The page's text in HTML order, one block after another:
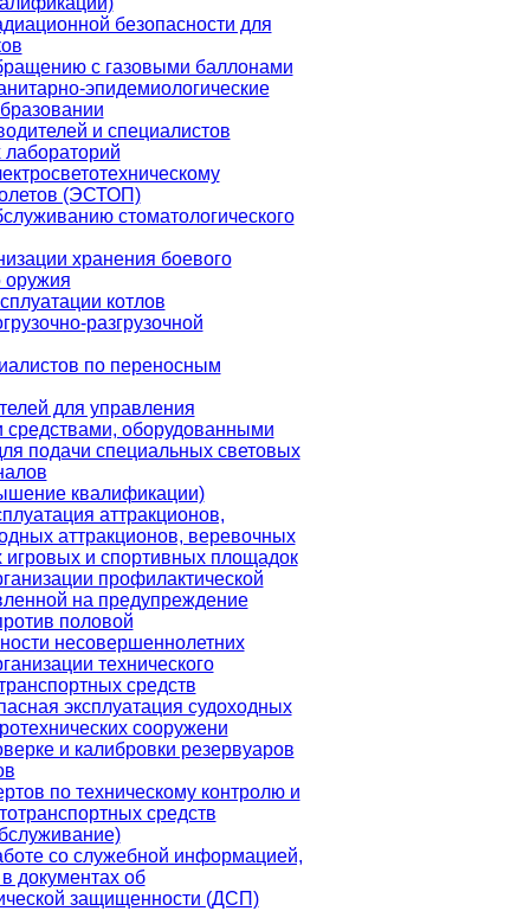
безопасности для
с газовыми баллонами
эпидемиологические
и специалистов
(ЭСТОП)
стоматологического
хранения боевого
оружия
котлов
разгрузочной
по переносным
для управления
средствами, оборудованными
подачи специальных световых
квалификации)
аттракционов,
аттракционов, веревочных
игровых и спортивных площадок
профилактической
на предупреждение
половой
несовершеннолетних
технического
средств
эксплуатация судоходных
сооружени
и калибровки резервуаров
по техническому контролю и
средств
со служебной информацией,
документах об
защищенности (ДСП)